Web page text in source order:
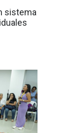
sistema